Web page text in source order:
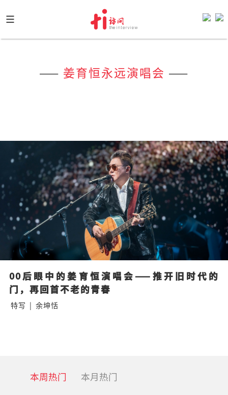
to
content
—— 姜育恒永远演唱会 ——
00后眼中的姜育恒演唱会——推开旧时代的
门，再回首不老的青春
特写 | 余坤恬
本周热门 本月热门